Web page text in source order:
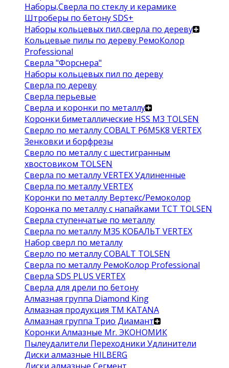
Наборы,Сверла по стеклу и керамике
Штроберы по бетону SDS+
Наборы кольцевых пил,сверла по дереву
Кольцевые пилы по дереву РемоКолор
Professional
Сверла "Форснера"
Наборы кольцевых пил по дереву
Сверла по дереву
Сверла перьевые
Сверла и коронки по металлу
Коронки биметаллические HSS M3 TOLSEN
Сверло по металлу COBALT Р6М5К8 VERTEX
Зенковки и борфрезы
Сверло по металлу с шестигранным
хвостовиком TOLSEN
Сверла по металлу VERTEX Удлиненные
Сверла по металлу VERTEX
Коронки по металлу Вертекс/Ремоколор
Коронка по металлу с напайками TCT TOLSEN
Сверла ступенчатые по металлу
Сверла по металлу М35 КОБАЛЬТ VERTEX
Набор сверл по металлу
Сверло по металлу COBALT TOLSEN
Сверла по металлу РемоКолор Professional
Сверла SDS PLUS VERTEX
Сверла для дрели по бетону
Алмазная группа Diamond King
Алмазная продукция ТМ KATANA
Алмазная группа Трио Диамант
Коронки Алмазные Mr. ЭКОНОМИК
Пылеудалители Переходники Удлинители
Диски алмазные HILBERG